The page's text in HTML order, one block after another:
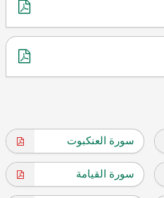
سورة العنكبوت
سورة القيامة